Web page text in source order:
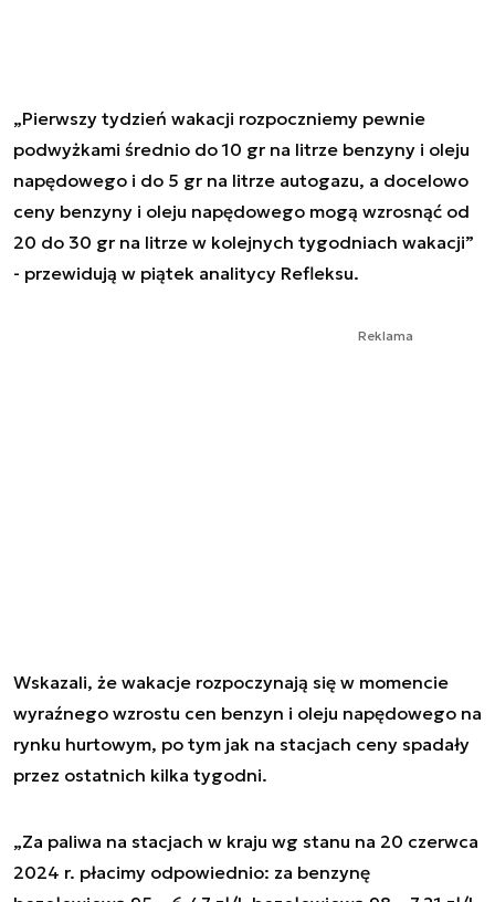
„Pierwszy tydzień wakacji rozpoczniemy pewnie
podwyżkami średnio do 10 gr na litrze benzyny i oleju
napędowego i do 5 gr na litrze autogazu, a docelowo
ceny benzyny i oleju napędowego mogą wzrosnąć od
20 do 30 gr na litrze w kolejnych tygodniach wakacji”
- przewidują w piątek analitycy Refleksu.
Reklama
Wskazali, że wakacje rozpoczynają się w momencie
wyraźnego wzrostu cen benzyn i oleju napędowego na
rynku hurtowym, po tym jak na stacjach ceny spadały
przez ostatnich kilka tygodni.
„Za paliwa na stacjach w kraju wg stanu na 20 czerwca
2024 r. płacimy odpowiednio: za benzynę